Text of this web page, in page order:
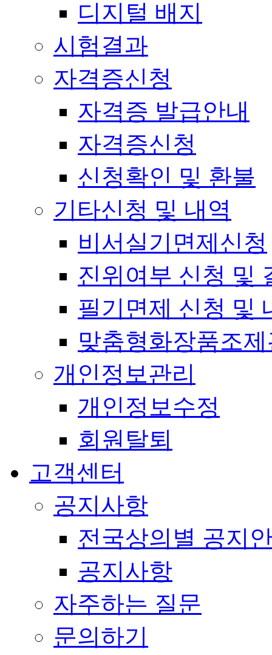
디지털 배지
시험결과
자격증신청
자격증 발급안내
자격증신청
신청확인 및 환불
기타신청 및 내역
비서실기면제신청
진위여부 신청 및
필기면제 신청 및
맞춤형화장품조
개인정보관리
개인정보수정
회원탈퇴
고객센터
공지사항
전국상의별 공지
공지사항
자주하는 질문
문의하기